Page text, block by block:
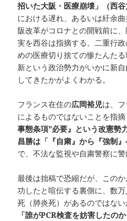
招いた大阪・医療崩壊」（西谷
における遅れ、あるいは紆余
阪改革がコロナとの開戦前に
実を西谷は指摘する。二重行
めの医療切り捨ての惨たんた
新という政治勢力がいかに新
してきたかがよくわかる。
フランス在住の広岡裕児は、
によるものではないことを指摘
事態条項”必要』という改憲勢
昌勝は「『自粛』から『強制』
で、不法な監視や自粛警察に警
最後は拙稿で恐縮だが、この
功したと喧伝する裏側に、数
死（肺炎死）があるのではな
「誰がPCR検査を妨害した